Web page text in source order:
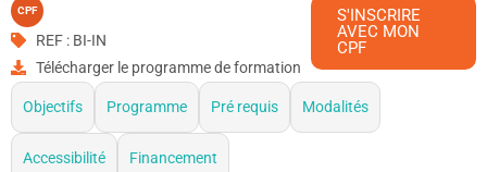
CPF
REF : BI-IN
Télécharger le programme de formation
S'INSCRIRE
AVEC MON
CPF
Objectifs Programme Pré requis Modalités
Accessibilité Financement